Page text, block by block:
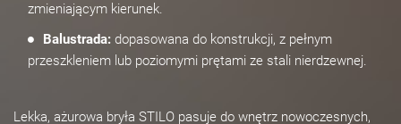
zmieniającym kierunek.
Balustrada: dopasowana do konstrukcji, z pełnym
przeszkleniem lub poziomymi prętami ze stali nierdzewnej.
Lekka, ażurowa bryła STILO pasuje do wnętrz nowoczesnych,